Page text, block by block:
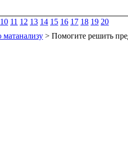
10 11 12 13 14 15 16 17 18 19 20
матанализу > Помогите решить